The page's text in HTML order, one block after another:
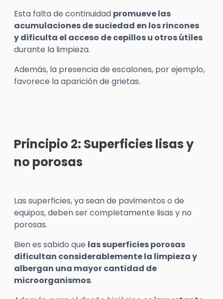
Esta falta de continuidad promueve las
acumulaciones de suciedad en los rincones
y dificulta el acceso de cepillos u otros útiles
durante la limpieza.
Además, la presencia de escalones, por ejemplo,
favorece la aparición de grietas.
Principio 2: Superficies lisas y
no porosas
Las superficies, ya sean de pavimentos o de
equipos, deben ser completamente lisas y no
porosas.
Bien es sabido que las superficies porosas
dificultan considerablemente la limpieza y
albergan una mayor cantidad de
microorganismos.